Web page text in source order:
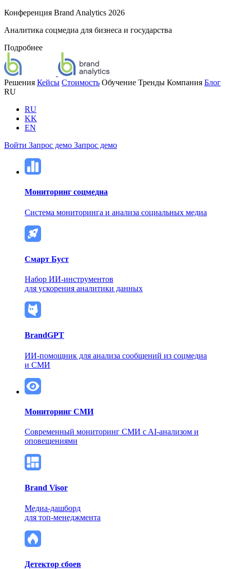
Конференция Brand Analytics 2026
Аналитика соцмедиа для бизнеса и государства
Подробнее
Решения Кейсы Стоимость Обучение Тренды Компания Блог
RU
RU
KK
EN
Войти Запрос демо Запрос демо
Мониторинг соцмедиа
Система мониторинга и анализа социальных медиа
Смарт Буст
Набор ИИ-инструментов
для ускорения аналитики данных
BrandGPT
ИИ-помощник для анализа сообщений из соцмедиа
и СМИ
Мониторинг СМИ
Современный мониторинг СМИ c AI-анализом и
оповещениями
Brand Visor
Медиа-дашборд
для топ-менеджмента
Детектор сбоев